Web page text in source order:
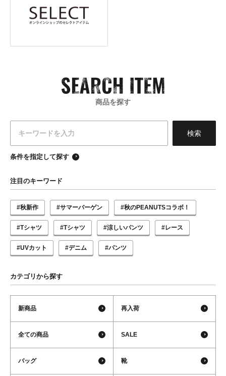
商品を探す
条件を指定して探す
注目のキーワード
#秋新作 #サマーバーゲン #秋のPEANUTSコラボ！
#Tシャツ #Tシャツ #涼しいパンツ #レース
#UVカット #デニム #パンツ
カテゴリから探す
新商品 再入荷
全ての商品 SALE
バッグ 靴